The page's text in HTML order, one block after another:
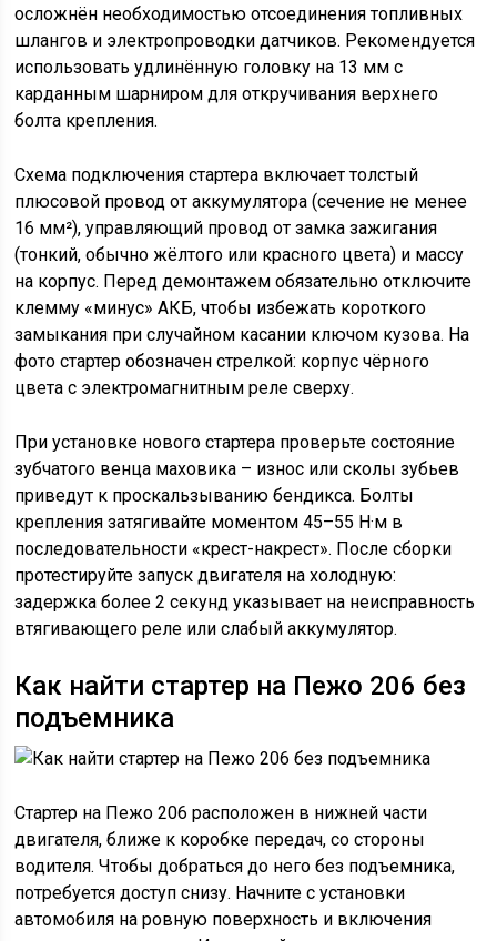
осложнён необходимостью отсоединения топливных
шлангов и электропроводки датчиков. Рекомендуется
использовать удлинённую головку на 13 мм с
карданным шарниром для откручивания верхнего
болта крепления.
Схема подключения стартера включает толстый
плюсовой провод от аккумулятора (сечение не менее
16 мм²), управляющий провод от замка зажигания
(тонкий, обычно жёлтого или красного цвета) и массу
на корпус. Перед демонтажем обязательно отключите
клемму «минус» АКБ, чтобы избежать короткого
замыкания при случайном касании ключом кузова. На
фото стартер обозначен стрелкой: корпус чёрного
цвета с электромагнитным реле сверху.
При установке нового стартера проверьте состояние
зубчатого венца маховика – износ или сколы зубьев
приведут к проскальзыванию бендикса. Болты
крепления затягивайте моментом 45–55 Н·м в
последовательности «крест-накрест». После сборки
протестируйте запуск двигателя на холодную:
задержка более 2 секунд указывает на неисправность
втягивающего реле или слабый аккумулятор.
Как найти стартер на Пежо 206 без
подъемника
Стартер на Пежо 206 расположен в нижней части
двигателя, ближе к коробке передач, со стороны
водителя. Чтобы добраться до него без подъемника,
потребуется доступ снизу. Начните с установки
автомобиля на ровную поверхность и включения